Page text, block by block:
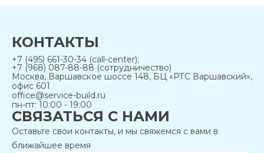
КОНТАКТЫ
+7 (495) 661-30-34 (call-center);
+7 (968) 087-88-88 (сотрудничество)
Москва, Варшавское шоссе 148, БЦ «РТС Варшавский»,
офис 601
office@service-build.ru
пн-пт: 10:00 - 19:00
СВЯЗАТЬСЯ С НАМИ
Оставьте свои контакты, и мы свяжемся с вами в
ближайшее время